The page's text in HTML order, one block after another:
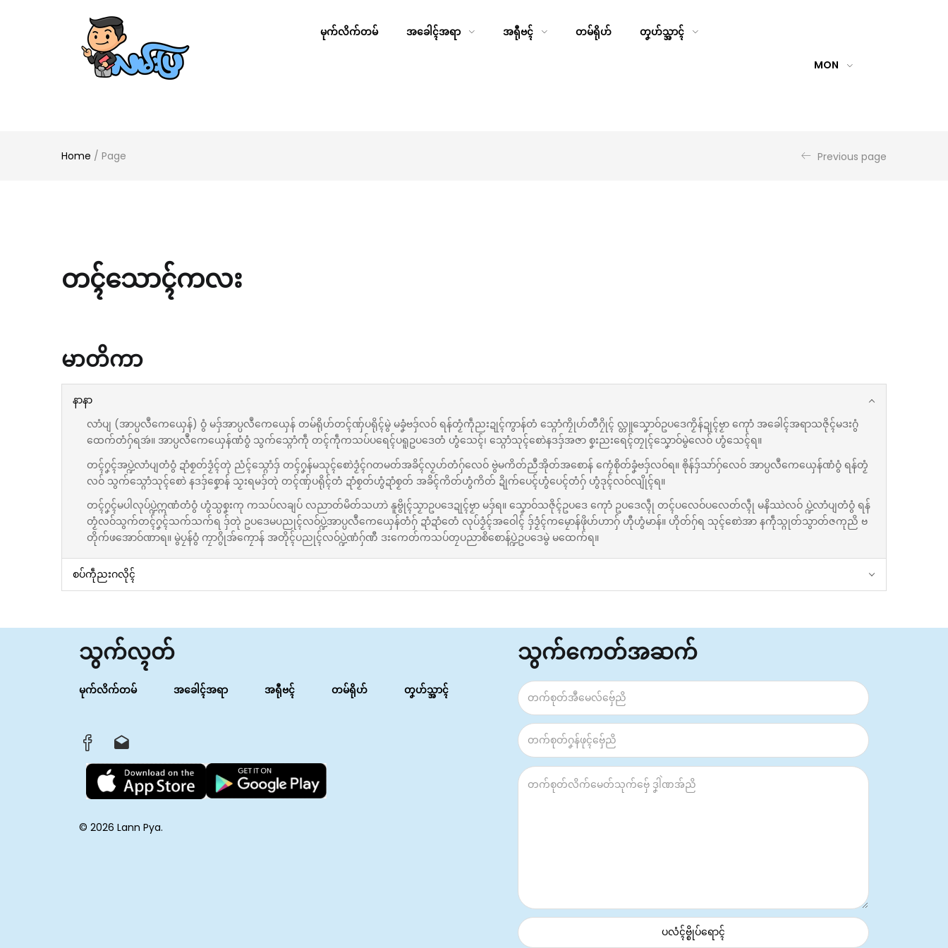
မုက်လိက်တမ် အခေါၚ်အရာ အရီုဗၚ် တမ်ရိုဟ် တၞဟ်သ္အာၚ်
MON
Home / Page Previous page
တၚ်သောၚ်ကလး
မာတိကာ
နာနာ
လာံပျ (အာပ္ပလဳကေယှေန်) ဝွံ မဒှ်အာပ္ပလဳကေယှေန် တမ်ရိုဟ်တၚ်ဏှ်ပရိုၚ်မွဲ မခၞံဗဒှ်လဝ် ရန်တၟံကဵုညးဍုၚ်ကွာန်တံ သ္ဂောံကၠိုဟ်တီဂၠိုၚ် လ္တူသၞောဝ်ဥပဒေကၟိန်ဍုၚ်ဗၟာ ကေုာံ အခေါၚ်အရာသဇိုၚ်မဒးဂွံ
ထေက်တံဂှ်ရအဴ။ အာပ္ပလဳကေယှေန်ဏံဝွံ သွက်သ္ဂောံကဵု တၚ်ကဵုကသပ်ပရေၚ်ပရူဥပဒေတံ ဟွံသေၚ်၊ သ္ဂောံသုၚ်စောဲနဒဒှ်အဇာ စၞးညးရေၚ်တၠုၚ်သၞောဝ်မွဲလေဝ် ဟွံသေၚ်ရ။
တၚ်ဂၞၚ်အပ္ဍဲလာံပျတံဝွံ ဍာံစၟတ်ဒၟံၚ်တုဲ ညံၚ်သ္ဂောံဒှ် တၚ်ဂၞန်မသုၚ်စောဲဒၟံၚ်ဂတမတ်အခိၚ်လၟဟ်တံဂှ်လေဝ် ဗွဲမကိတ်ညဳအိုတ်အစောန် ကၠေံစိုတ်ခၞံဗဒှ်လဝ်ရ။ ၜိုန်ဒှ်သာ်ဂှ်လေဝ် အာပ္ပလဳကေယှေန်ဏံဝွံ ရန်တၟံ
လဝ် သွက်သ္ဂောံသုၚ်စောဲ နဒဒှ်စၞောန် သၟးရမဒှ်တုဲ တၚ်ဏှ်ပရိုၚ်တံ ဍာံစၟတ်ဟွံဍာံစၟတ် အခိၚ်ကိတ်ဟွံကိတ် ဍိုက်ပေၚ်ဟွံပေၚ်တံဂှ် ဟွံဒုၚ်လဝ်လျိုၚ်ရ။
တၚ်ဂၞၚ်မပါလုပ်ပ္ဍဲဣဏံတံဝွံ ဟွံသ္ပစၞးကု ကသပ်လချပ် လညာတ်မိတ်သဟာဲ နူဗွိုၚ်သၟာဥပဒေဍုၚ်ဗၟာ မဒှ်ရ။ သၞောဝ်သဇိုၚ်ဥပဒေ ကေုာံ ဥပဒေလ္ၚဵု တၚ်ပလေဝ်ပလေတ်လ္ၚဵု မနိဿဲလဝ် ပ္ဍဲလာံပျတံဝွံ ရန်
တၟံလဝ်သွက်တၚ်ဂၞၚ်သက်သက်ရ ဒှ်တုဲ ဥပဒေမပညုၚ်လဝ်ပ္ဍဲအာပ္ပလဳကေယှေန်တံဂှ် ဍာံဍာံတေံ လုပ်ဒၟံၚ်အဝေါၚ် ဒှ်ဒၟံၚ်ကမၠောန်ဖိုဟ်ဟာဂှ် ဟီုဟွံမာန်။ ဟိုတ်ဂှ်ရ သုၚ်စောဲအာ နကဵုသ္ဂုတ်သွာတ်ဇကုညိ ဗ
တိုက်ဖအောဝ်ဏာရ။ မွဲပၠန်ဝွံ ကၠာဂွိုအ်ကၠောန် အတိုၚ်ပညုၚ်လဝ်ပ္ဍဲဏံဂှ်ဏီ ဒးကေတ်ကသပ်တၠပညာစိစောန်ပ္ဍဲဥပဒေမွဲ မထေက်ရ။
စပ်ကဵုညးဂလိုၚ်
သွက်လ္ၚတ်
မုက်လိက်တမ် အခေါၚ်အရာ အရီုဗၚ် တမ်ရိုဟ် တၞဟ်သ္အာၚ်
© 2026 Lann Pya.
သွက်ကေတ်အဆက်